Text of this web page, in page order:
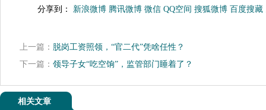
分享到： 新浪微博 腾讯微博 微信 QQ空间 搜狐微博 百度搜藏
上一篇： 脱岗工资照领，“官二代”凭啥任性？
下一篇： 领导子女“吃空饷”，监管部门睡着了？
相关文章